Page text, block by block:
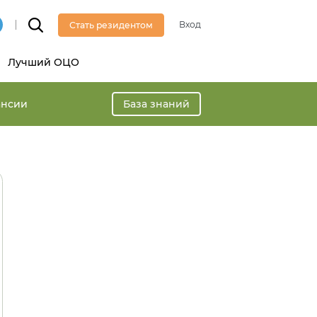
Стать резидентом Вход
Лучший ОЦО
База знаний